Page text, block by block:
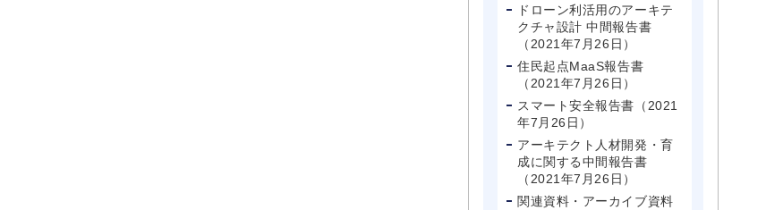
ドローン利活用のアーキテ
クチャ設計 中間報告書
（2021年7月26日）
住民起点MaaS報告書
（2021年7月26日）
スマート安全報告書（2021
年7月26日）
アーキテクト人材開発・育
成に関する中間報告書
（2021年7月26日）
関連資料・アーカイブ資料